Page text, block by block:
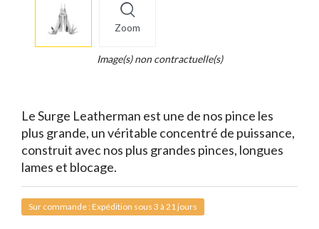
Zoom
Legend...
Image(s) non contractuelle(s)
Le Surge Leatherman est une de nos pince les
plus grande, un véritable concentré de puissance,
construit avec nos plus grandes pinces, longues
lames et blocage.
Sur commande : Expédition sous 3 à 21 jours